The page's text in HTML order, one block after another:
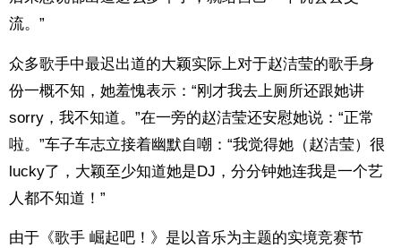
流。”
众多歌手中最迟出道的大颖实际上对于赵洁莹的歌手身
份一概不知，她羞愧表示：“刚才我去上厕所还跟她讲
sorry，我不知道。”在一旁的赵洁莹还安慰她说：“正常
啦。”车子车志立接着幽默自嘲：“我觉得她（赵洁莹）很
lucky了，大颖至少知道她是DJ，分分钟她连我是一个艺
人都不知道！”
由于《歌手 崛起吧！》是以音乐为主题的实境竞赛节